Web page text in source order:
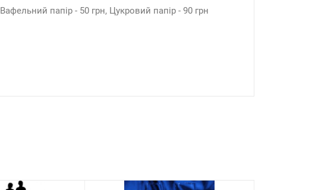
Вафельний папір - 50 грн, Цукровий папір - 90 грн